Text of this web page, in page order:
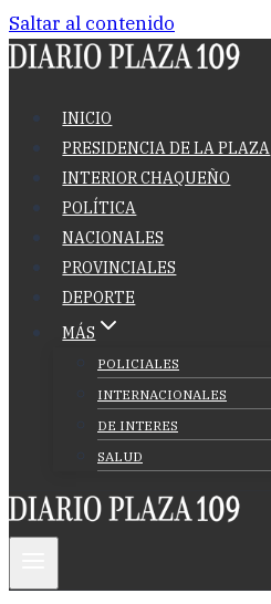
Saltar al contenido
INICIO
PRESIDENCIA DE LA PLAZA
INTERIOR CHAQUEÑO
POLÍTICA
NACIONALES
PROVINCIALES
DEPORTE
MÁS
POLICIALES
INTERNACIONALES
DE INTERES
SALUD